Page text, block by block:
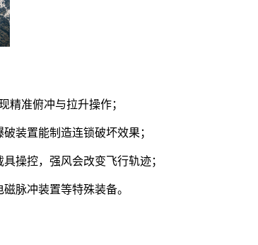
精准俯冲与拉升操作；
装置能制造连锁破坏效果；
操控，强风会改变飞行轨迹；
脉冲装置等特殊装备。